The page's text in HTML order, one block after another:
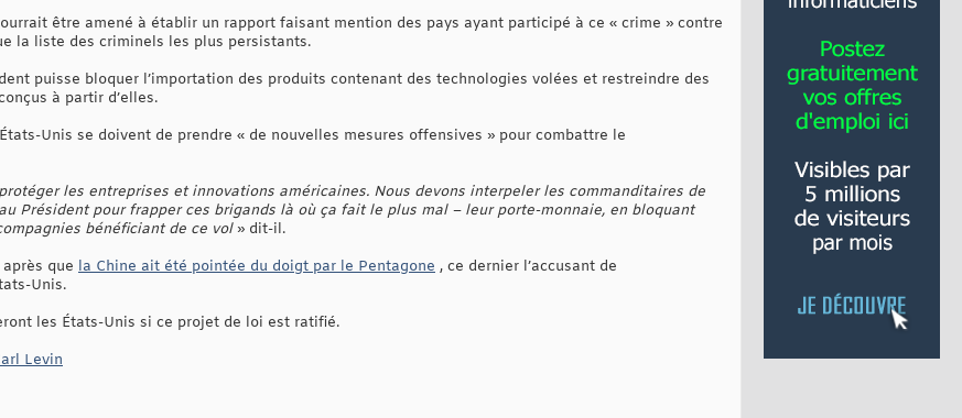
être amené à établir un rapport faisant mention des pays ayant participé à ce « crime » contre
la liste des criminels les plus persistants.
puisse bloquer l’importation des produits contenant des technologies volées et restreindre des
à partir d’elles.
Unis se doivent de prendre « de nouvelles mesures offensives » pour combattre le
les entreprises et innovations américaines. Nous devons interpeler les commanditaires de
Président pour frapper ces brigands là où ça fait le plus mal – leur porte-monnaie, en bloquant
bénéficiant de ce vol» dit-il.
que la Chine ait été pointée du doigt par le Pentagone , ce dernier l’accusant de
Unis.
les États-Unis si ce projet de loi est ratifié.
Levin